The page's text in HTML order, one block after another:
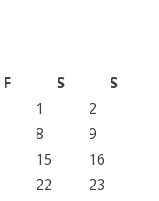
F S
S
1
2
8
9
15
16
22
23